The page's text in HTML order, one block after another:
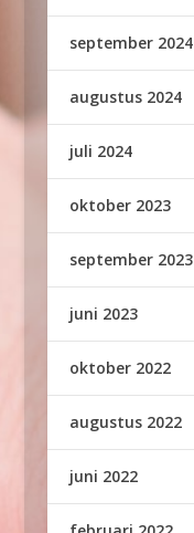
september 2024
augustus 2024
juli 2024
oktober 2023
september 2023
juni 2023
oktober 2022
augustus 2022
juni 2022